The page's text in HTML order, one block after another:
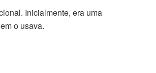
Inicialmente, era uma
o usava.